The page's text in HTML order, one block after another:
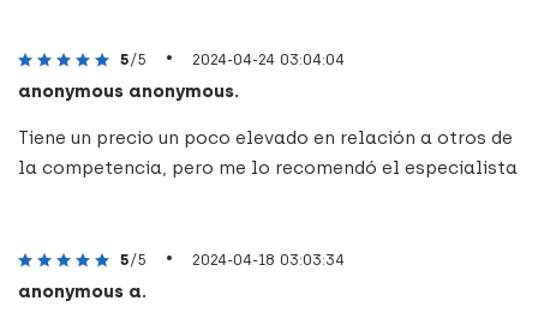
5/5 • 2024-04-24 03:04:04
anonymous anonymous.
Tiene un precio un poco elevado en relación a otros de
la competencia, pero me lo recomendó el especialista
5/5 • 2024-04-18 03:03:34
anonymous a.